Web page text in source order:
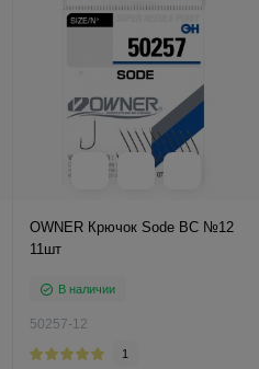
OWNER Крючок Sode BC №12
11шт
В наличии
50257-12
1